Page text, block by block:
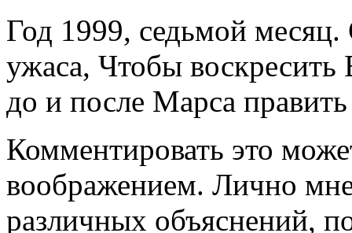
Год 1999, седьмой
ужаса, Чтобы
до и после Марса править
Комментировать это
воображением. Лично
различных объяснений,